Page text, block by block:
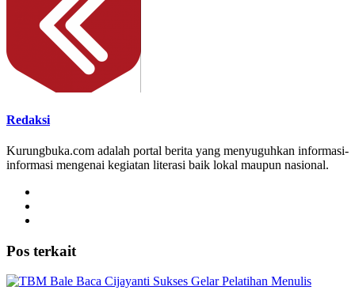
Redaksi
Kurungbuka.com adalah portal berita yang menyuguhkan informasi-
informasi mengenai kegiatan literasi baik lokal maupun nasional.
Pos terkait